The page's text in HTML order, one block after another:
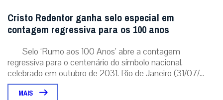
Cristo Redentor ganha selo especial em
contagem regressiva para os 100 anos
Selo ‘Rumo aos 100 Anos’ abre a contagem
regressiva para o centenário do símbolo nacional,
celebrado em outubro de 2031. Rio de Janeiro (31/07/...
MAIS